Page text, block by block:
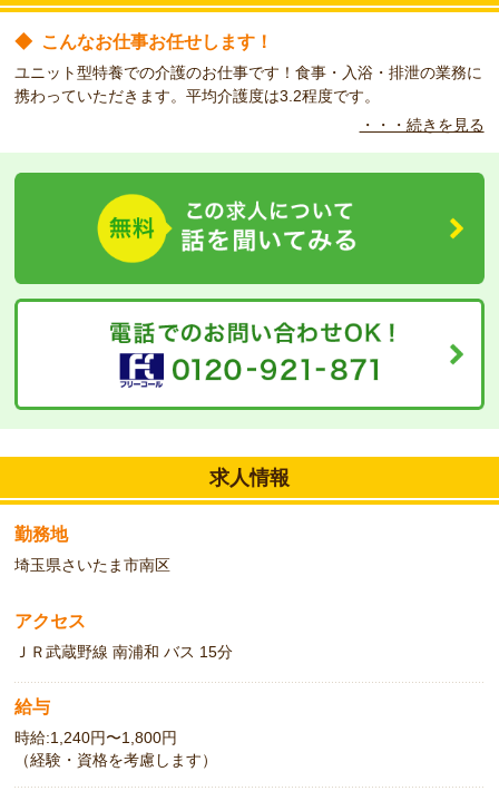
◆ こんなお仕事お任せします！
ユニット型特養での介護のお仕事です！食事・入浴・排泄の業務に
携わっていただきます。平均介護度は3.2程度です。
・・・続きを見る
求人情報
勤務地
埼玉県さいたま市南区
アクセス
ＪＲ武蔵野線 南浦和 バス 15分
給与
時給:1,240円〜1,800円
（経験・資格を考慮します）